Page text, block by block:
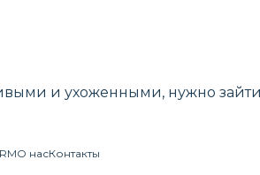
и ухоженными, нужно
О насКонтакты